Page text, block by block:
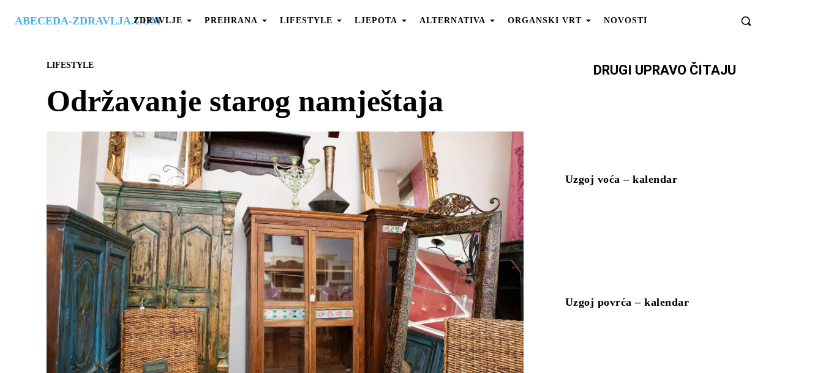
ABECEDA-ZDRAVLJA.COM
ZDRAVLJE PREHRANA LIFESTYLE LJEPOTA ALTERNATIVA ORGANSKI VRT NOVOSTI
LIFESTYLE
Održavanje starog namještaja
DRUGI UPRAVO ČITAJU
Uzgoj voća – kalendar
Uzgoj povrća – kalendar